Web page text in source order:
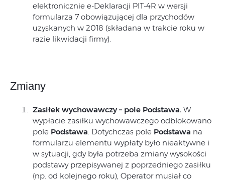
elektronicznie e-Deklaracji PIT-4R w wersji
formularza 7 obowiązującej dla przychodów
uzyskanych w 2018 (składana w trakcie roku w
razie likwidacji firmy).
Zmiany
Zasiłek wychowawczy – pole Podstawa. W
wypłacie zasiłku wychowawczego odblokowano
pole Podstawa . Dotychczas pole Podstawa na
formularzu elementu wypłaty było nieaktywne i
w sytuacji, gdy była potrzeba zmiany wysokości
podstawy przepisywanej z poprzedniego zasiłku
(np. od kolejnego roku), Operator musiał co